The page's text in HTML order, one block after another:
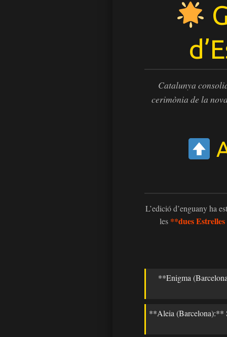
Catalunya
cerimònia de la
L’edició d’enguany ha
les **dues
**Enigma
**Aleia (Barcelona):**